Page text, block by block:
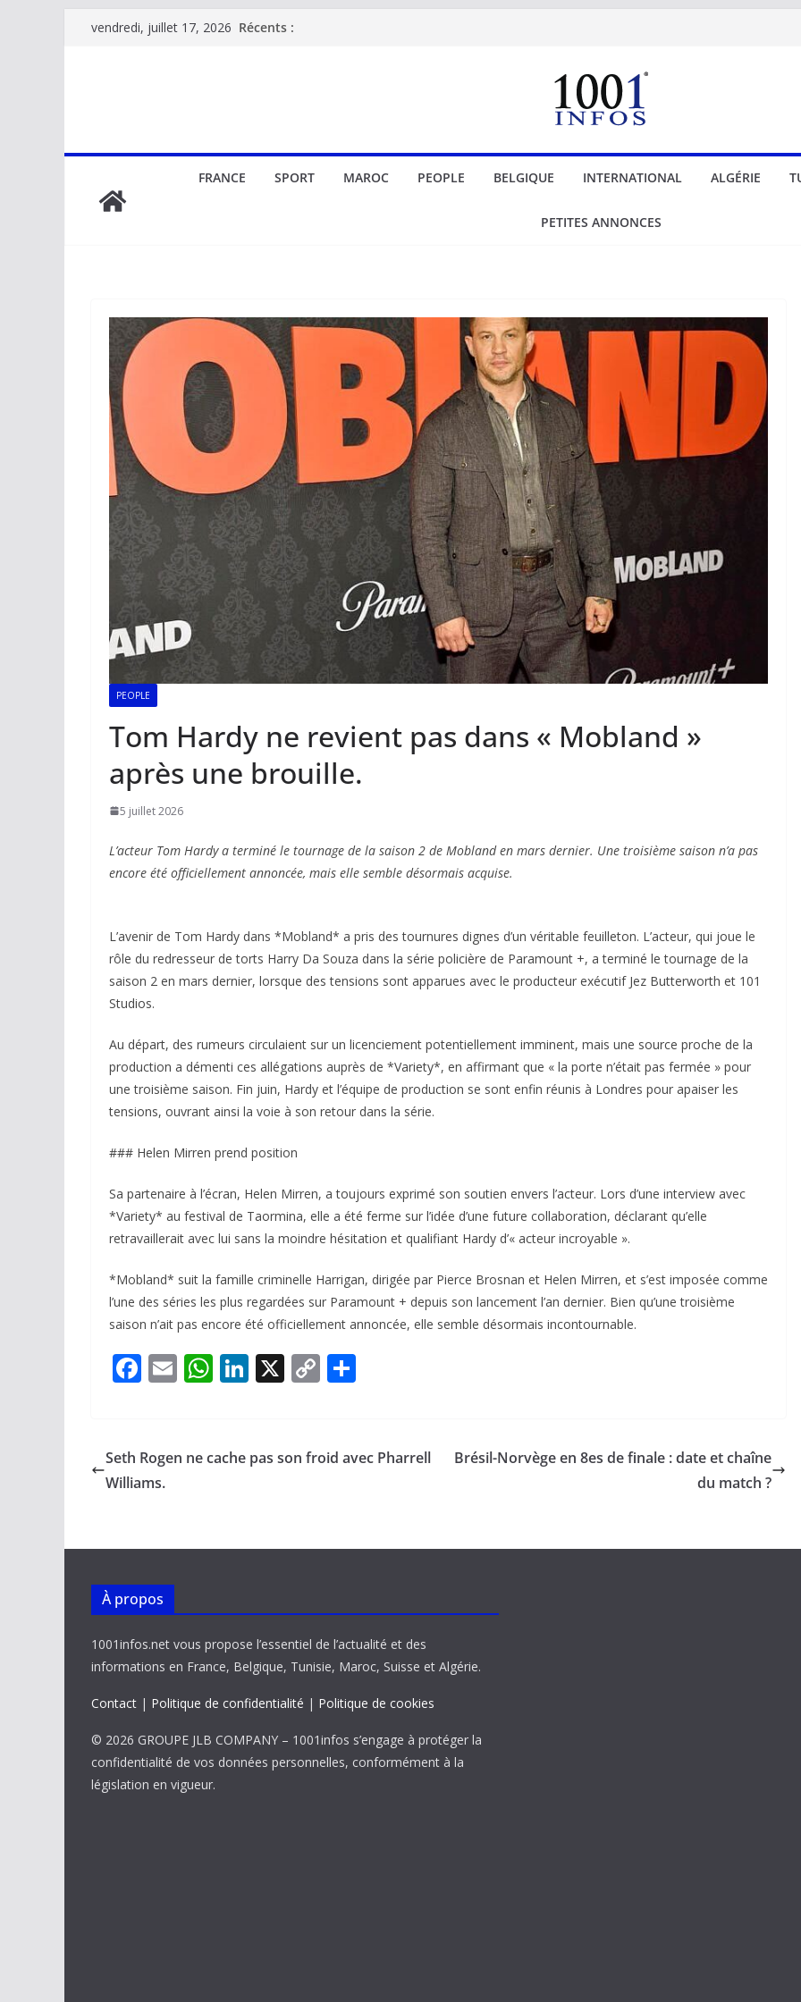
Passervendredi, juillet 17, 2026 Récents :
FRANCE SPORT MAROC PEOPLE BELGIQUE INTERNATIONAL ALGÉRIE
PETITES ANNONCES
PEOPLE
Tom Hardy ne revient pas dans « Mobland »
après une brouille.
5 juillet 2026
L’acteur Tom Hardy a terminé le tournage de la saison 2 de Mobland en mars dernier. Une troisième saison n’a pas
encore été officiellement annoncée, mais elle semble désormais acquise.
L’avenir de Tom Hardy dans *Mobland* a pris des tournures dignes d’un véritable feuilleton. L’acteur, qui joue le
rôle du redresseur de torts Harry Da Souza dans la série policière de Paramount +, a terminé le tournage de la
saison 2 en mars dernier, lorsque des tensions sont apparues avec le producteur exécutif Jez Butterworth et 101
Studios.
Au départ, des rumeurs circulaient sur un licenciement potentiellement imminent, mais une source proche de la
production a démenti ces allégations auprès de *Variety*, en affirmant que « la porte n’était pas fermée » pour
une troisième saison. Fin juin, Hardy et l’équipe de production se sont enfin réunis à Londres pour apaiser les
tensions, ouvrant ainsi la voie à son retour dans la série.
### Helen Mirren prend position
Sa partenaire à l’écran, Helen Mirren, a toujours exprimé son soutien envers l’acteur. Lors d’une interview avec
*Variety* au festival de Taormina, elle a été ferme sur l’idée d’une future collaboration, déclarant qu’elle
retravaillerait avec lui sans la moindre hésitation et qualifiant Hardy d’« acteur incroyable ».
*Mobland* suit la famille criminelle Harrigan, dirigée par Pierce Brosnan et Helen Mirren, et s’est imposée comme
l’une des séries les plus regardées sur Paramount + depuis son lancement l’an dernier. Bien qu’une troisième
saison n’ait pas encore été officiellement annoncée, elle semble désormais incontournable.
F
b
o
k
E
l
W
s
p
Li
e
X C
y
k
g
Seth Rogen ne cache pas son froid avec Pharrell
Williams.
Brésil-Norvège en 8es de finale : date et chaîne
du match ?
À propos
1001infos.net vous propose l’essentiel de l’actualité et des
informations en France, Belgique, Tunisie, Maroc, Suisse et Algérie.
Contact | Politique de confidentialité | Politique de cookies
© 2026 GROUPE JLB COMPANY – 1001infos s’engage à protéger la
confidentialité de vos données personnelles, conformément à la
législation en vigueur.